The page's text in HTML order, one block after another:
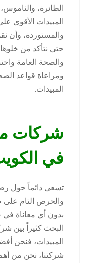
الطائرة،
المبيدات الأقوى
والمستوردة، وأن
حتى نتأكد من
والصحة العامة
ومراعاة قواعد
المبيدات.
شركات
في
تسعى دائماً حول
والحرص التام على
بدون أي معاناة
البحث كثيراً بين
المبيدات، فنحن
شركتنا، نحن من